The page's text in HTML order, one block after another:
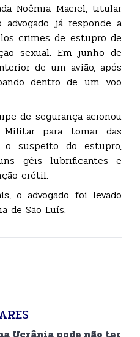
Noêmia Maciel, titular
já responde a
crimes de estupro de
sexual. Em junho de
de um avião, após
dentro de um voo
de segurança acionou
para tomar das
o suspeito do estupro,
géis lubrificantes e
erétil.
o advogado foi levado
de São Luís.